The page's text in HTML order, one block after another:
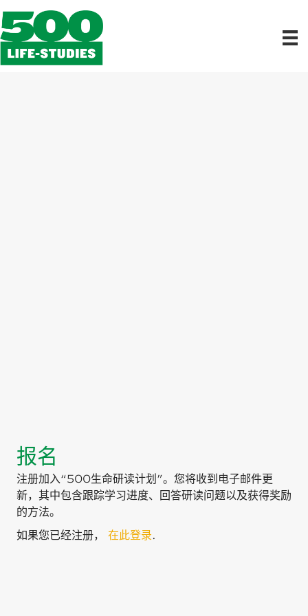
报名
注册加入“500生命研读计划”。您将收到电子邮件更
新，其中包含跟踪学习进度、回答研读问题以及获得奖励
的方法。
如果您已经注册， 在此登录.